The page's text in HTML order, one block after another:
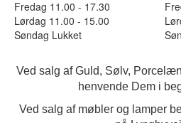
Fredag 11.00 - 17.30
Lørdag 11.00 - 15.00
Søndag Lukket
Ved salg af Guld, Sølv,
henvende Dem i
Ved salg af møbler og lamper